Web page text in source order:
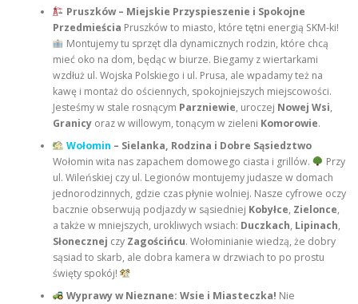
Pruszków – Miejskie Przyspieszenie i Spokojne
Przedmieścia Pruszków to miasto, które tętni energią SKM-ki!
Montujemy tu sprzęt dla dynamicznych rodzin, które chcą
mieć oko na dom, będąc w biurze. Biegamy z wiertarkami
wzdłuż ul. Wojska Polskiego i ul. Prusa, ale wpadamy też na
kawę i montaż do ościennych, spokojniejszych miejscowości.
Jesteśmy w stale rosnącym Parzniewie, uroczej Nowej Wsi,
Granicyoraz w willowym, tonącym w zieleni Komorowie.
Wołomin – Sielanka, Rodzina i Dobre Sąsiedztwo
Wołomin wita nas zapachem domowego ciasta i grillów.
Przy
ul. Wileńskiej czy ul. Legionów montujemy judasze w domach
jednorodzinnych, gdzie czas płynie wolniej. Nasze cyfrowe oczy
bacznie obserwują podjazdy w sąsiedniej Kobyłce, Zielonce,
a także w mniejszych, urokliwych wsiach: Duczkach, Lipinach,
Słonecznej czy Zagościńcu. Wołominianie wiedzą, że dobry
sąsiad to skarb, ale dobra kamera w drzwiach to po prostu
święty spokój!
Wyprawy w Nieznane: Wsie i Miasteczka! Nie